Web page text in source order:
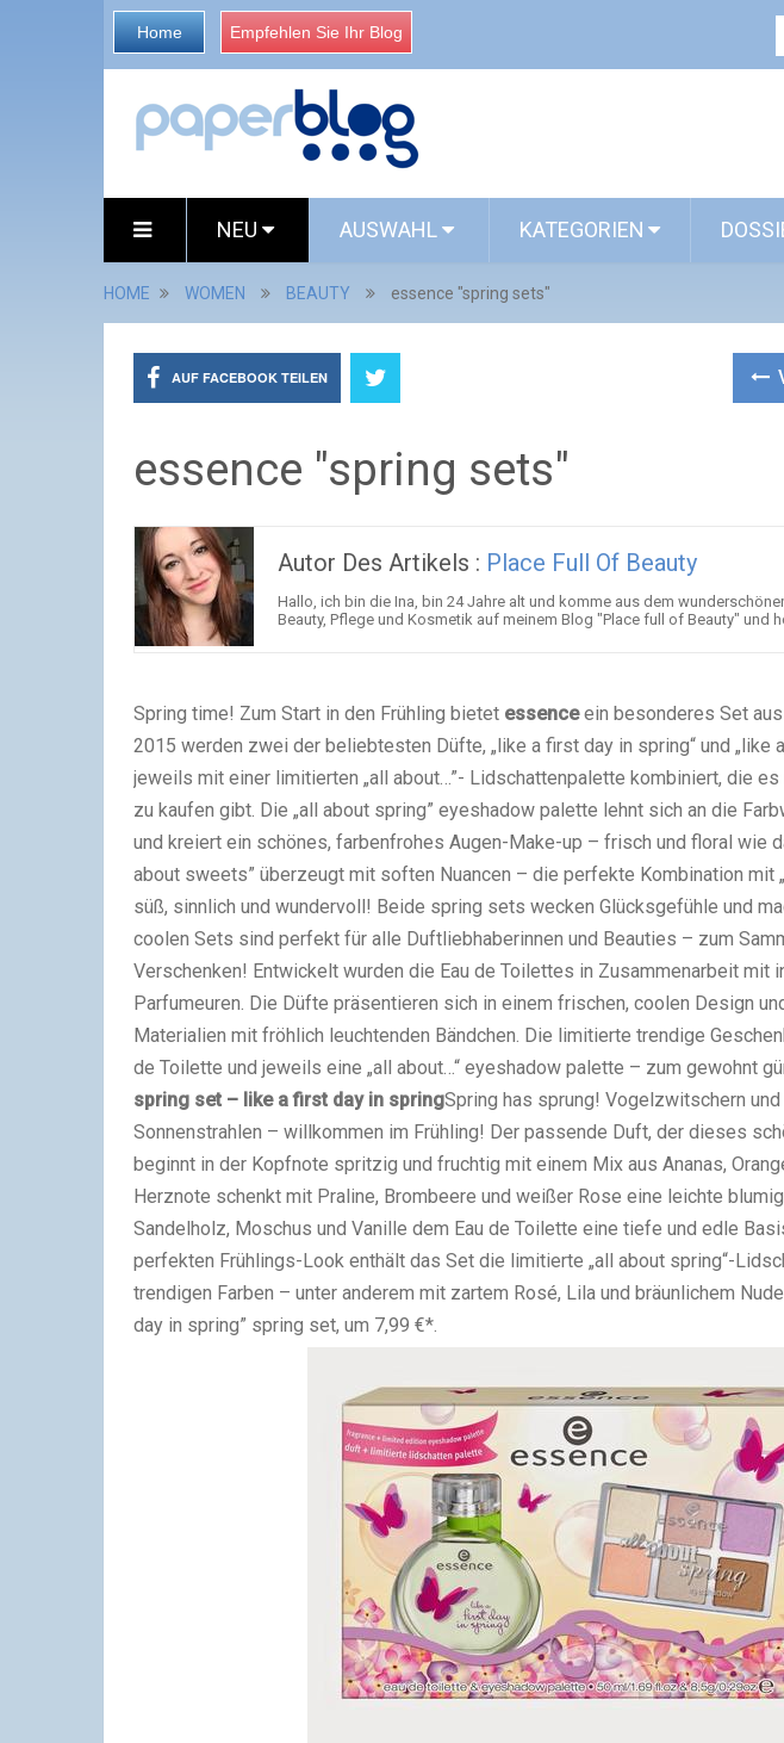
Home Empfehlen Sie Ihr Blog
NEU AUSWAHL KATEGORIEN
HOME WOMEN BEAUTY essence "spring sets"
AUF FACEBOOK TEILEN
essence "spring sets"
Autor Des Artikels : Place Full Of Beauty
Hallo, ich bin die Ina, bin 24 Jahre alt und komme aus dem
Beauty, Pflege und Kosmetik auf meinem Blog "Place full of Beauty" und
Spring time! Zum Start in den Frühling bietet essenceein besonderes Set
2015 werden zwei der beliebtesten Düfte, „like a first day in spring“ und „like
jeweils mit einer limitierten „all about…”- Lidschattenpalette kombiniert, die
zu kaufen gibt. Die „all about spring” eyeshadow palette lehnt sich an die
und kreiert ein schönes, farbenfrohes Augen-Make-up – frisch und floral wie
about sweets” überzeugt mit soften Nuancen – die perfekte Kombination mit
süß, sinnlich und wundervoll! Beide spring sets wecken Glücksgefühle und
coolen Sets sind perfekt für alle Duftliebhaberinnen und Beauties – zum
Verschenken! Entwickelt wurden die Eau de Toilettes in Zusammenarbeit mit
Parfumeuren. Die Düfte präsentieren sich in einem frischen, coolen Design
Materialien mit fröhlich leuchtenden Bändchen. Die limitierte trendige
de Toilette und jeweils eine „all about…“ eyeshadow palette – zum gewohnt
spring set – like a first day in springSpring has sprung! Vogelzwitschern
Sonnenstrahlen – willkommen im Frühling! Der passende Duft, der dieses
beginnt in der Kopfnote spritzig und fruchtig mit einem Mix aus Ananas,
Herznote schenkt mit Praline, Brombeere und weißer Rose eine leichte
Sandelholz, Moschus und Vanille dem Eau de Toilette eine tiefe und edle
perfekten Frühlings-Look enthält das Set die limitierte „all about spring“-
trendigen Farben – unter anderem mit zartem Rosé, Lila und bräunlichem
day in spring” spring set, um 7,99 €*.